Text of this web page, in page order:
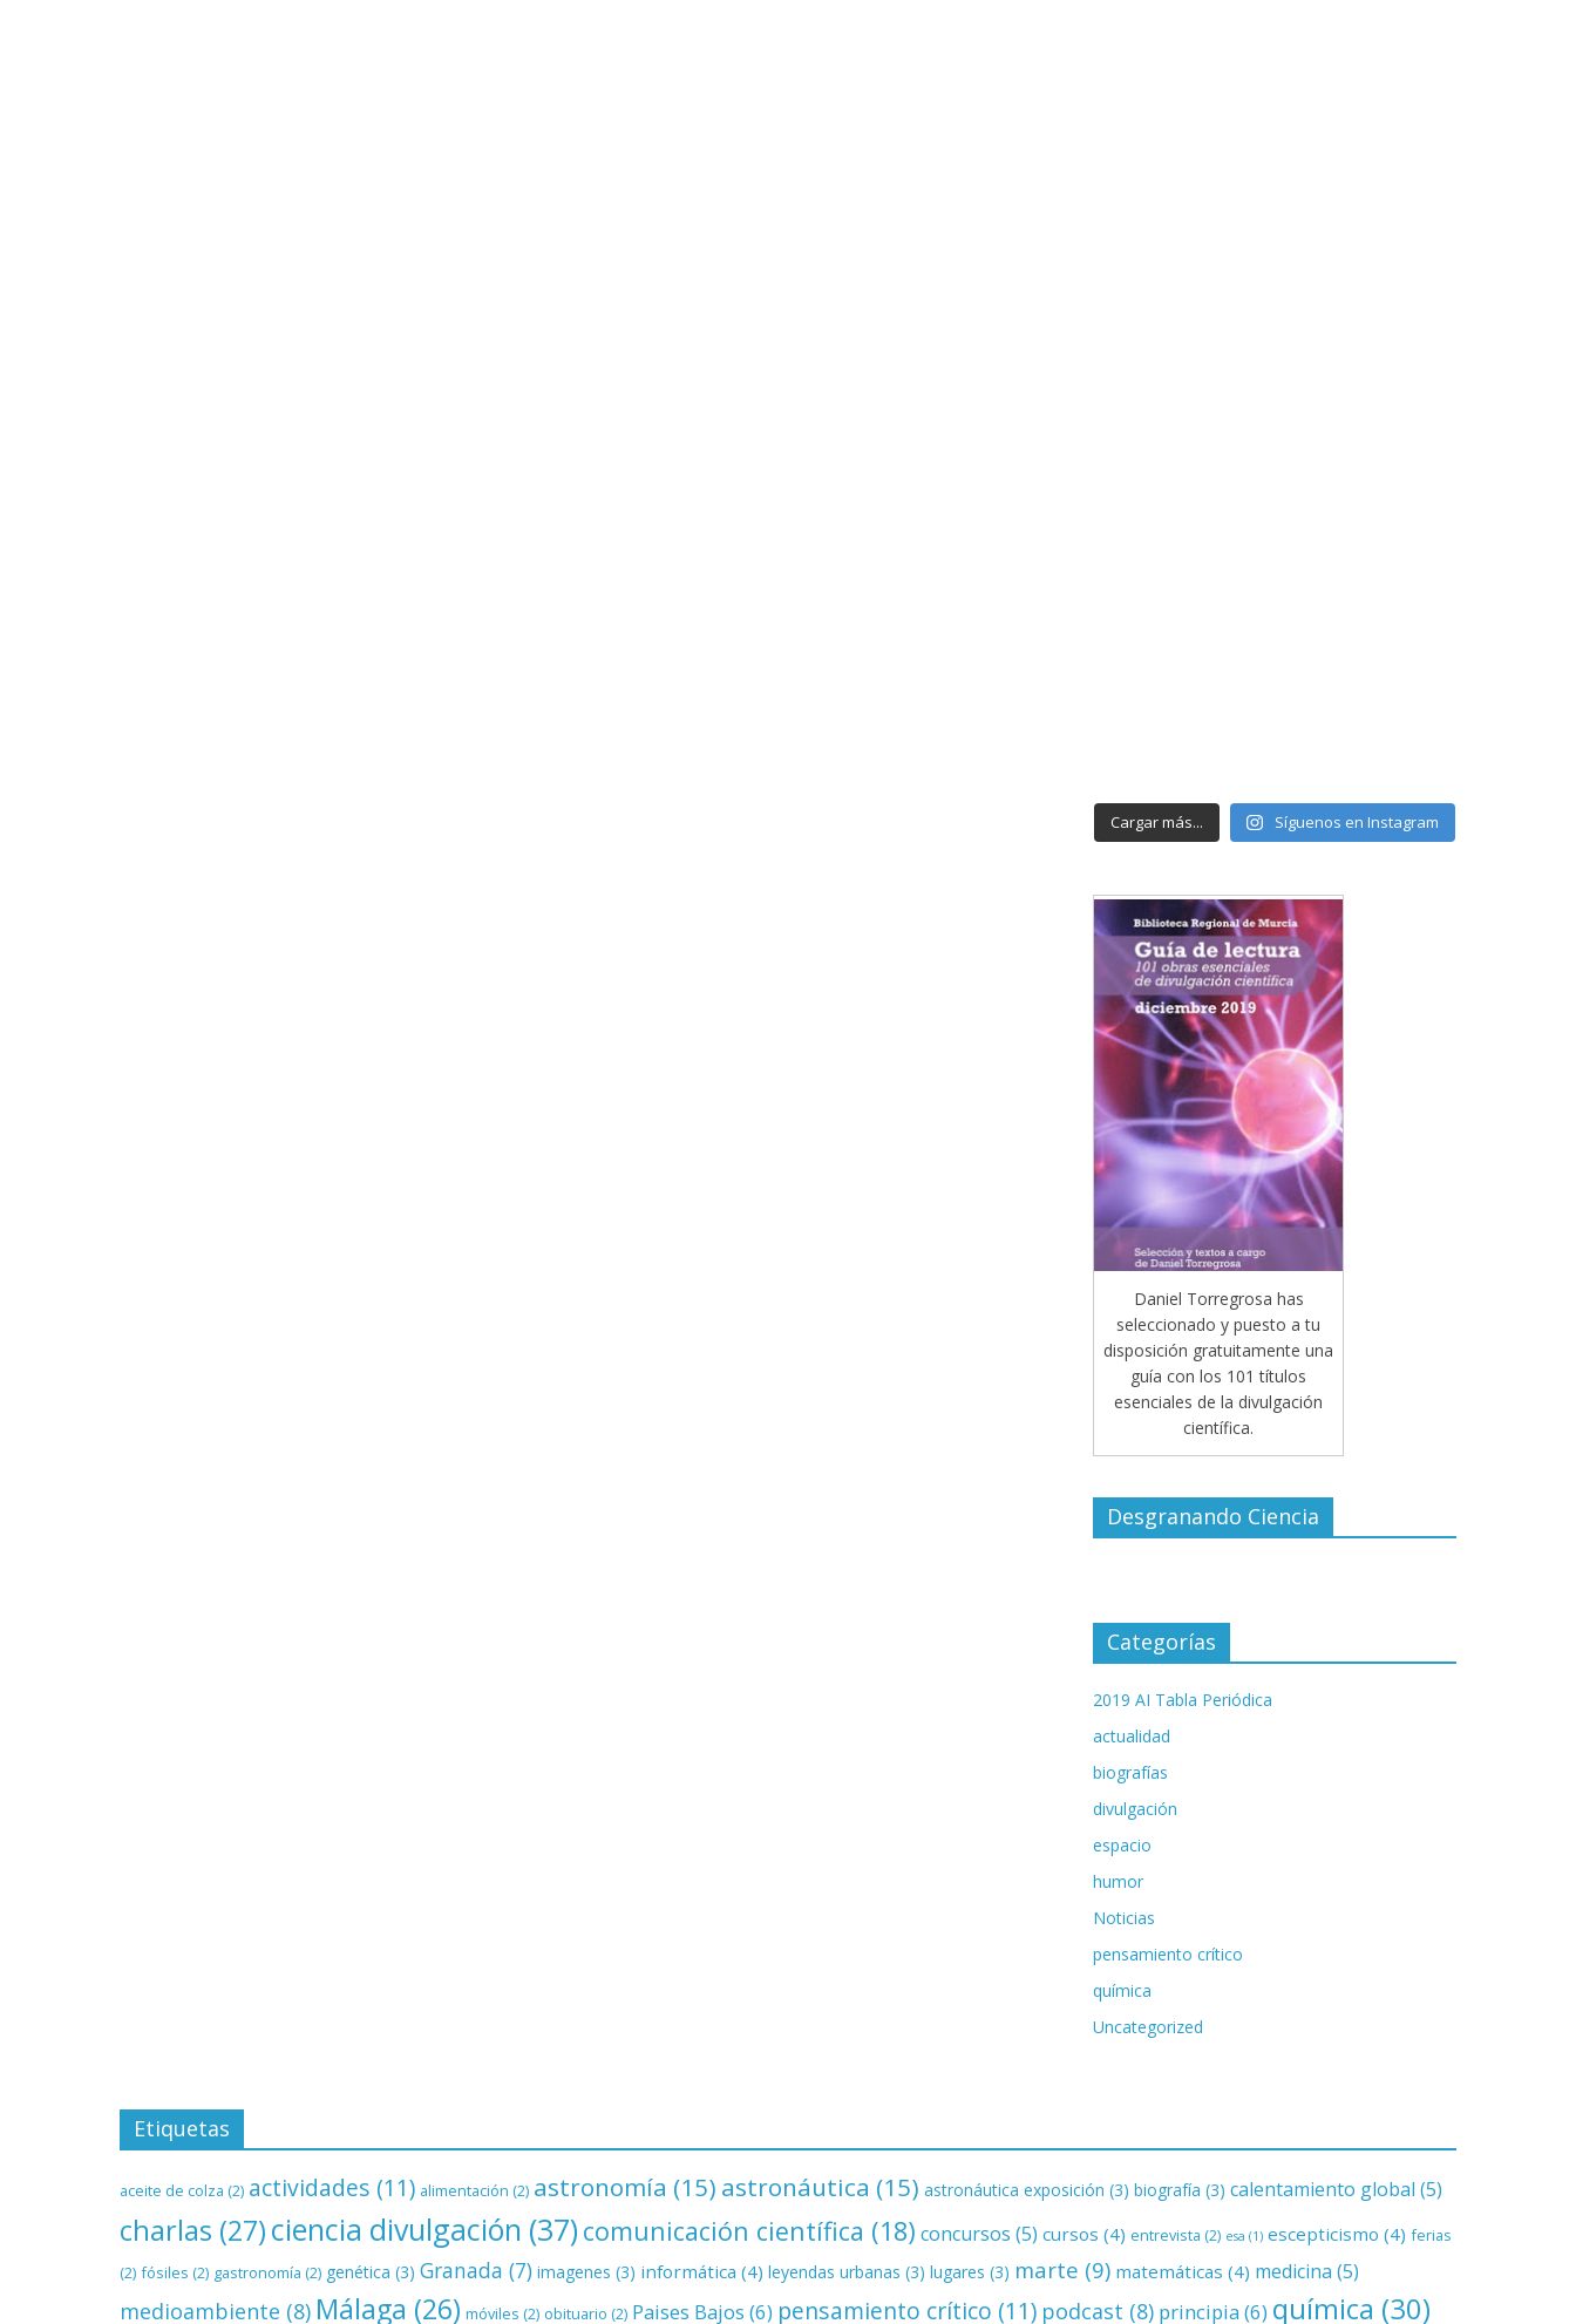
Cargar más... Síguenos en Instagram
Daniel Torregrosa has
seleccionado y puesto a tu
disposición gratuitamente una
guía con los 101 títulos
esenciales de la divulgación
científica.
Desgranando Ciencia
Categorías
2019 AI Tabla Periódica
actualidad
biografías
divulgación
espacio
humor
Noticias
pensamiento crítico
química
Uncategorized
Etiquetas
aceite de colza (2) actividades (11) alimentación (2) astronomía (15) astronáutica (15) astronáutica exposición (3) biografía (3) calentamiento global (5)
charlas (27)ciencia divulgación (37) comunicación científica (18) concursos (5) cursos (4) entrevista (2) esa (1) escepticismo (4) ferias
(2) fósiles (2) gastronomía (2) genética (3) Granada (7) imagenes (3) informática (4) leyendas urbanas (3) lugares (3) marte (9) matemáticas (4) medicina (5)
medioambiente (8) Málaga (26) móviles (2) obituario (2) Paises Bajos (6) pensamiento crítico (11) podcast (8) principia(6) química (30)